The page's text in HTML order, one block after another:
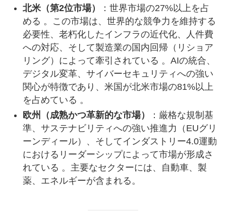
北米（第2位市場）
：世界市場の27%以上を占
める 。この市場は、世界的な競争力を維持する
必要性、老朽化したインフラの近代化、人件費
への対応、そして製造業の国内回帰（リショア
リング）によって牽引されている 。AIの統合、
デジタル変革、サイバーセキュリティへの強い
関心が特徴であり、米国が北米市場の81%以上
を占めている 。
欧州（成熟かつ革新的な市場）
：厳格な規制基
準、サステナビリティへの強い推進力（EUグリ
ーンディール）、そしてインダストリー4.0運動
におけるリーダーシップによって市場が形成さ
れている 。主要なセクターには、自動車、製
薬、エネルギーが含まれる。